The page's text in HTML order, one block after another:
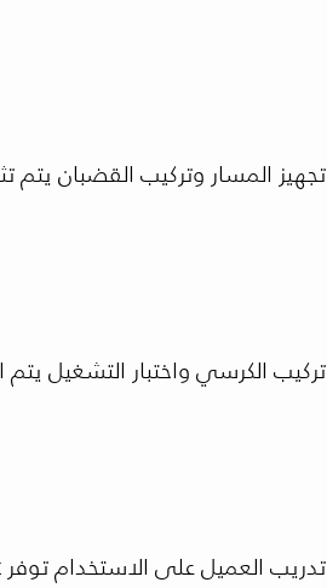
تجهيز المسار وتركيب القضبان
تركيب الكرسي واختبار التشغيل
تدريب العميل على الاستخدام توفر HiLift Egypt شرح كامل لكيفية الاستخدام لضمان تجربة سهلة وآمنة.